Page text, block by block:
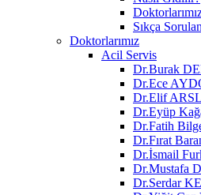
Sıkça
Doktorlarımız
Acil Servis
Dr.Burak
Dr.Ece
Dr.Elif
Dr.Eyüp
Dr.Fatih
Dr.Fırat
Dr.İsmail
Dr.Mustafa
Dr.Serdar